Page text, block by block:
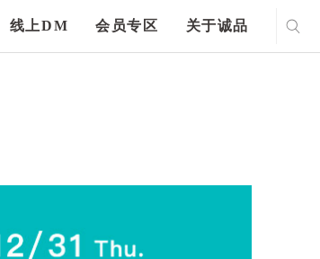
线上DM 会员专区 关于诚品